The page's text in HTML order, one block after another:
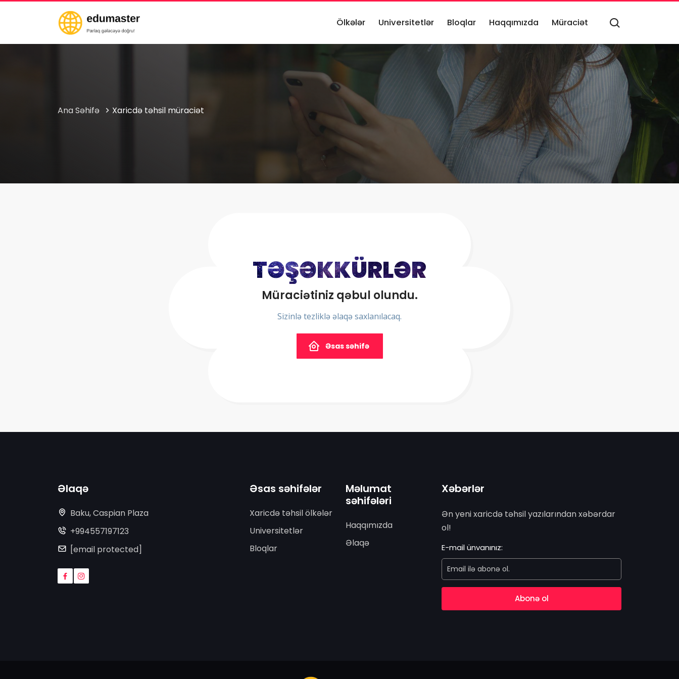
Ölkələr Universitetlər Bloqlar Haqqımızda Müraciət
Ana Səhifə Xaricdə təhsil müraciət
TƏŞƏKKÜRLƏR
Müraciətiniz qəbul olundu.
Sizinlə tezliklə əlaqə saxlanılacaq.
Əsas səhifə
Əlaqə
Baku, Caspian Plaza
+994557197123
[email protected]
Əsas səhifələr
Xaricdə təhsil ölkələr
Universitetlər
Bloqlar
Məlumat
səhifələri
Haqqımızda
Əlaqə
Xəbərlər
Ən yeni xaricdə təhsil yazılarından xəbərdar
ol!
E-mail ünvanınız:
Abonə ol